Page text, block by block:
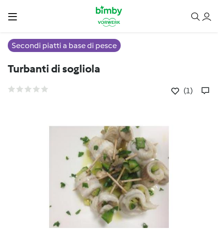
Secondi piatti a base di pesce
Turbanti di sogliola
(1)